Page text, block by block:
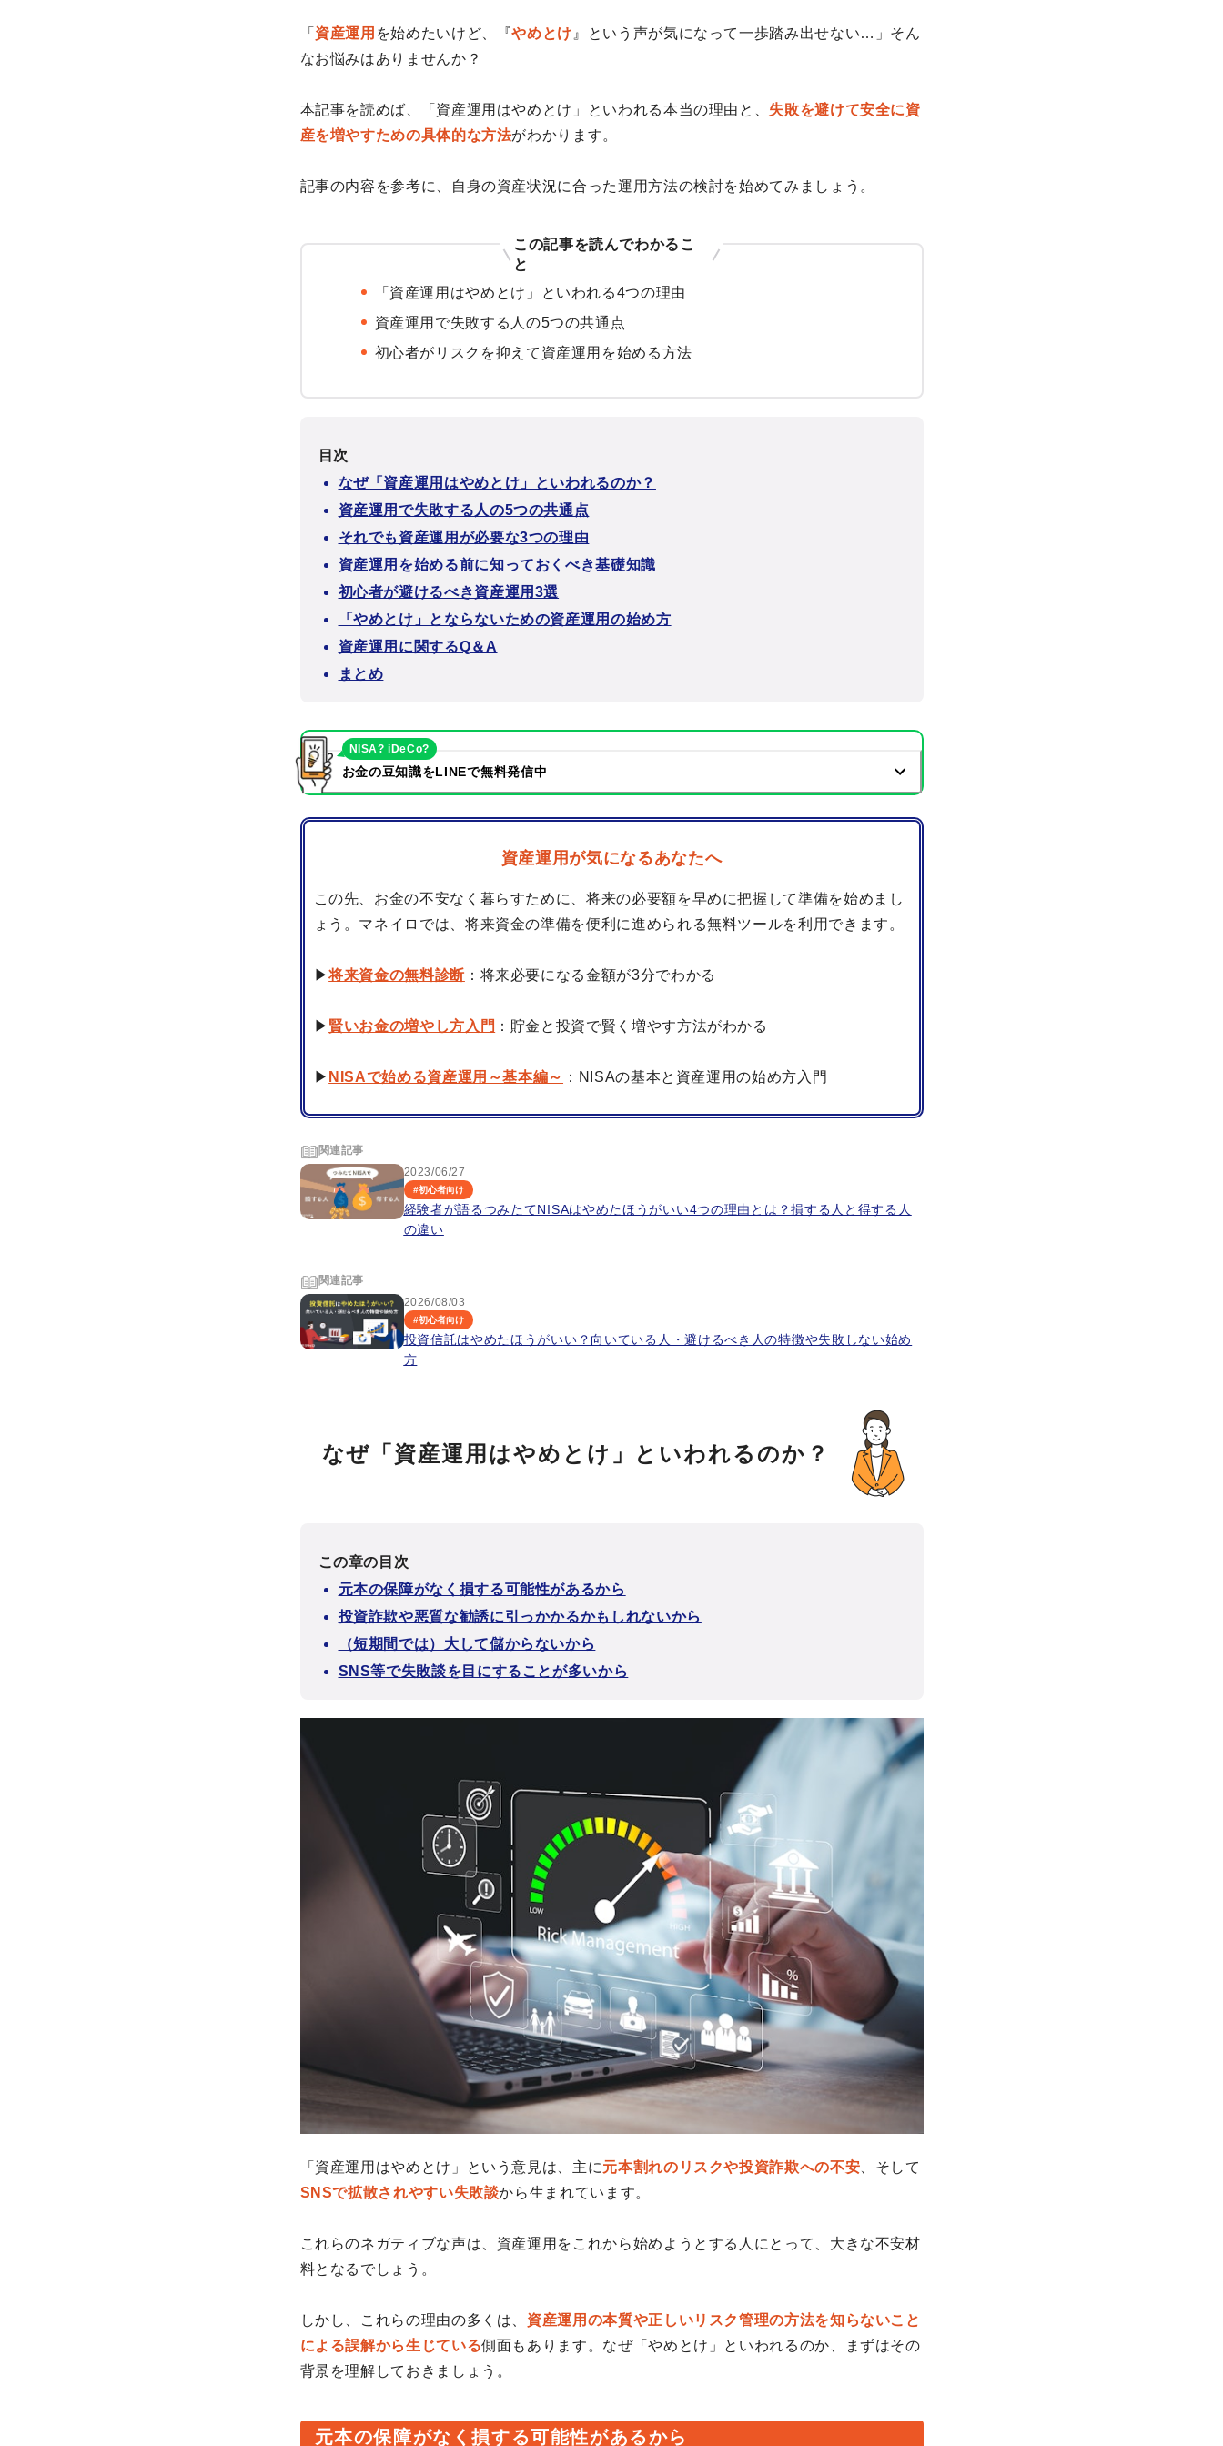
「 資産運用 を始めたいけど、『やめとけ 』という声が気になって一歩踏み出せない…」そん
なお悩みはありませんか？
本記事を読めば、「資産運用はやめとけ」といわれる本当の理由と、 失敗を避けて安全に資
産を増やすための具体的な方法がわかります。
記事の内容を参考に、自身の資産状況に合った運用方法の検討を始めてみましょう。
この記事を読んでわかるこ
と
「資産運用はやめとけ」といわれる4つの理由
資産運用で失敗する人の5つの共通点
初心者がリスクを抑えて資産運用を始める方法
目次
なぜ「資産運用はやめとけ」といわれるのか？
資産運用で失敗する人の5つの共通点
それでも資産運用が必要な3つの理由
資産運用を始める前に知っておくべき基礎知識
初心者が避けるべき資産運用3選
「やめとけ」とならないための資産運用の始め方
資産運用に関するQ＆A
まとめ
お金の豆知識をLINEで無料発信中
NISA? iDeCo?
資産運用が気になるあなたへ
この先、お金の不安なく暮らすために、将来の必要額を早めに把握して準備を始めまし
ょう。マネイロでは、将来資金の準備を便利に進められる無料ツールを利用できます。
▶将来資金の無料診断：将来必要になる金額が3分でわかる
▶ 賢いお金の増やし方入門 ：貯金と投資で賢く増やす方法がわかる
▶ NISAで始める資産運用～基本編～ ：NISAの基本と資産運用の始め方入門
関連記事
2023/06/27
#初心者向け
経験者が語るつみたてNISAはやめたほうがいい4つの理由とは？損する人と得する人
の違い
関連記事
2026/08/03
#初心者向け
投資信託はやめたほうがいい？向いている人・避けるべき人の特徴や失敗しない始め
方
なぜ「資産運用はやめとけ」といわれるのか？
この章の目次
元本の保障がなく損する可能性があるから
投資詐欺や悪質な勧誘に引っかかるかもしれないから
（短期間では）大して儲からないから
SNS等で失敗談を目にすることが多いから
「資産運用はやめとけ」という意見は、主に元本割れのリスクや投資詐欺への不安 、そして
SNSで拡散されやすい失敗談から生まれています。
これらのネガティブな声は、資産運用をこれから始めようとする人にとって、大きな不安材
料となるでしょう。
しかし、これらの理由の多くは、 資産運用の本質や正しいリスク管理の方法を知らないこと
による誤解から生じている側面もあります。なぜ「やめとけ」といわれるのか、まずはその
背景を理解しておきましょう。
元本の保障がなく損する可能性があるから